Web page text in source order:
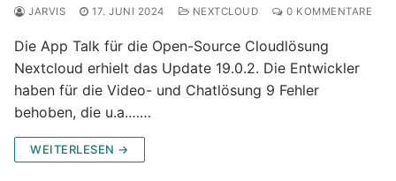
JARVIS 17. JUNI 2024 NEXTCLOUD 0 KOMMENTARE
Die App Talk für die Open-Source Cloudlösung
Nextcloud erhielt das Update 19.0.2. Die Entwickler
haben für die Video- und Chatlösung 9 Fehler
behoben, die u.a.……
WEITERLESEN →